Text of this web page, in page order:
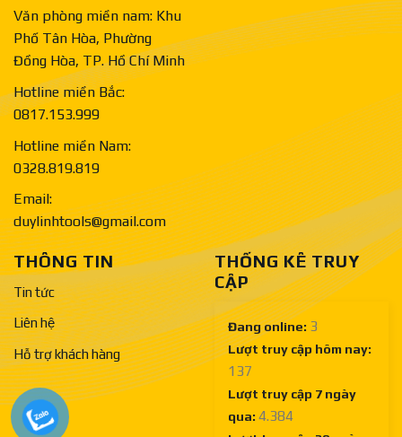
Văn phòng miền nam: Khu
Phố Tân Hòa, Phường
Đồng Hòa, TP. Hồ Chí Minh
Hotline miền Bắc:
0817.153.999
Hotline miền Nam:
0328.819.819
Email:
duylinhtools@gmail.com
THÔNG TIN
Tin tức
Liên hệ
Hỗ trợ khách hàng
THỐNG KÊ TRUY
CẬP
Đang online: 3
Lượt truy cập hôm nay:
137
Lượt truy cập 7 ngày
qua: 4.384